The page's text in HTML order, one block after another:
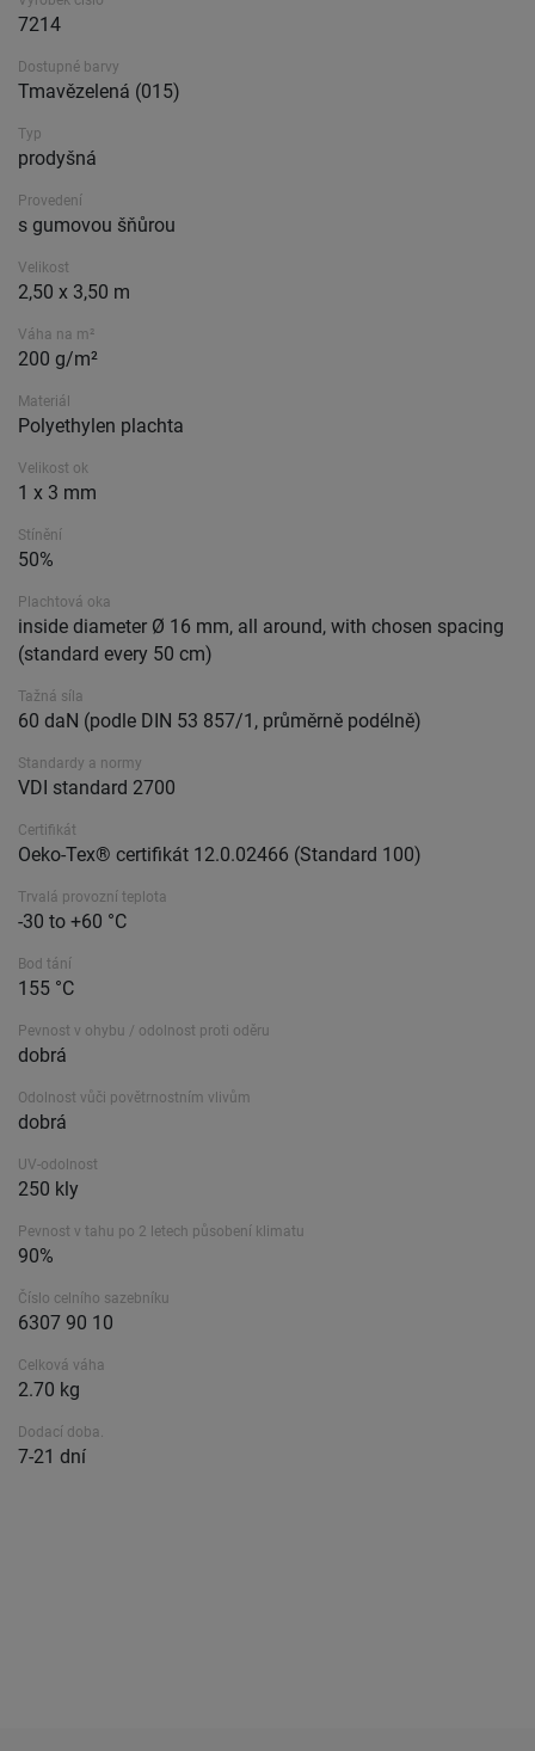
7214
Dostupné barvy
Tmavězelená (015)
Typ
prodyšná
Provedení
s gumovou šňůrou
Velikost
2,50 x 3,50 m
Váha na m²
200 g/m²
Materiál
Polyethylen plachta
Velikost ok
1 x 3 mm
Stínění
50%
Plachtová oka
inside diameter Ø 16 mm, all around, with chosen spacing
(standard every 50 cm)
Tažná síla
60 daN (podle DIN 53 857/1, průměrně podélně)
Standardy a normy
VDI standard 2700
Certifikát
Oeko-Tex® certifikát 12.0.02466 (Standard 100)
Trvalá provozní teplota
-30 to +60 °C
Bod tání
155 °C
Pevnost v ohybu / odolnost proti oděru
dobrá
Odolnost vůči povětrnostním vlivům
dobrá
UV-odolnost
250 kly
Pevnost v tahu po 2 letech působení klimatu
90%
Číslo celního sazebníku
6307 90 10
Celková váha
2.70 kg
Dodací doba.
7-21 dní